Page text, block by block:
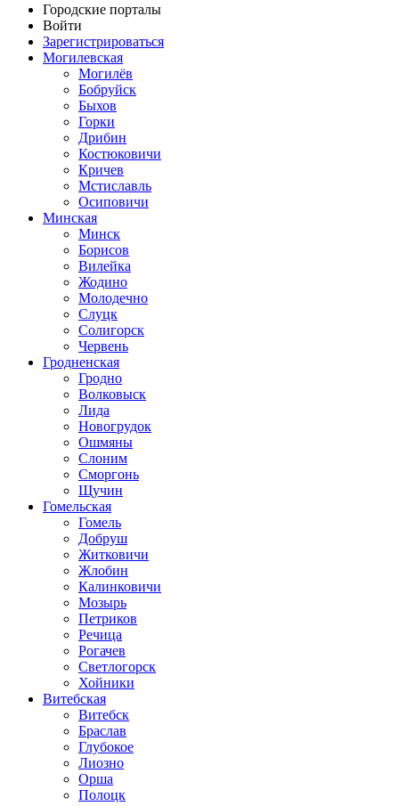
Городские порталы
Войти
Зарегистрироваться
Могилевская
Могилёв
Бобруйск
Быхов
Горки
Дрибин
Костюковичи
Кричев
Мстиславль
Осиповичи
Минская
Минск
Борисов
Вилейка
Жодино
Молодечно
Слуцк
Солигорск
Червень
Гродненская
Гродно
Волковыск
Лида
Новогрудок
Ошмяны
Слоним
Сморгонь
Щучин
Гомельская
Гомель
Добруш
Житковичи
Жлобин
Калинковичи
Мозырь
Петриков
Речица
Рогачев
Светлогорск
Хойники
Витебская
Витебск
Браслав
Глубокое
Лиозно
Орша
Полоцк